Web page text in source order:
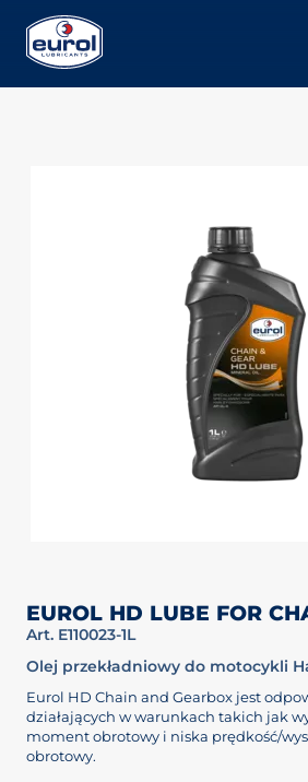
EUROL HD LUBE FOR
Art. E110023-1L
Olej przekładniowy do motocykli
Eurol HD Chain and Gearbox jest
działających w warunkach takich jak
moment obrotowy i niska prędkość/
obrotowy.